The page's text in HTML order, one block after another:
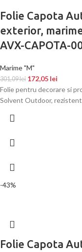
Folie Capota
exterior,
AVX-CAPOTA-
Marime "M"
301,09lei 172,05 lei
Folie pentru decorare si
Solvent Outdoor,
-43%
Folie Capota